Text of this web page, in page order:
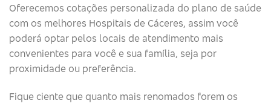
Oferecemos cotações personalizada do plano de saúde
com os melhores Hospitais de Cáceres, assim você
poderá optar pelos locais de atendimento mais
convenientes para você e sua família, seja por
proximidade ou preferência.
Fique ciente que quanto mais renomados forem os